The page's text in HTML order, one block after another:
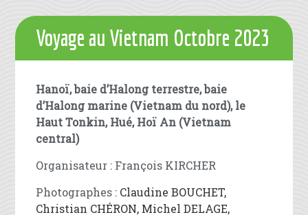
Voyage au Vietnam Octobre 2023
Hanoï, baie d’Halong terrestre, baie
d’Halong marine (Vietnam du nord), le
Haut Tonkin, Hué, Hoï An (Vietnam
central)
Organisateur : François KIRCHER
Photographes : Claudine BOUCHET,
Christian CHÉRON, Michel DELAGE,